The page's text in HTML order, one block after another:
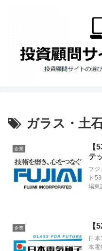
ガラス・土
企業
【
テ
フジ
ド
場東
品
企業 【
日
本電